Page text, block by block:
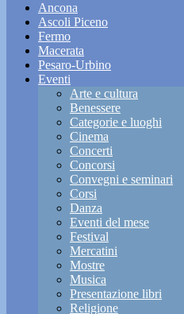
Ancona
Ascoli Piceno
Fermo
Macerata
Pesaro-Urbino
Eventi
Arte e cultura
Benessere
Categorie e luoghi
Cinema
Concerti
Concorsi
Convegni e seminari
Corsi
Danza
Eventi del mese
Festival
Mercatini
Mostre
Musica
Presentazione libri
Religione